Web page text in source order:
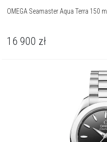
OMEGA Seamaster Aqua Terra 150 m
16 900 zł